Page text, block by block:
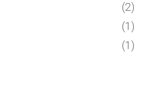
(2)
(1)
(1)